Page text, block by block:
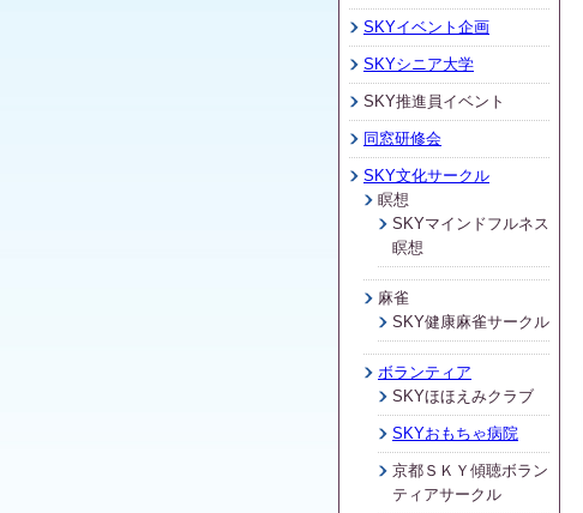
SKYイベント企画
SKYシニア大学
SKY推進員イベント
同窓研修会
SKY文化サークル
瞑想
SKYマインドフルネス
瞑想
麻雀
SKY健康麻雀サークル
ボランティア
SKYほほえみクラブ
SKYおもちゃ病院
京都ＳＫＹ傾聴ボラン
ティアサークル